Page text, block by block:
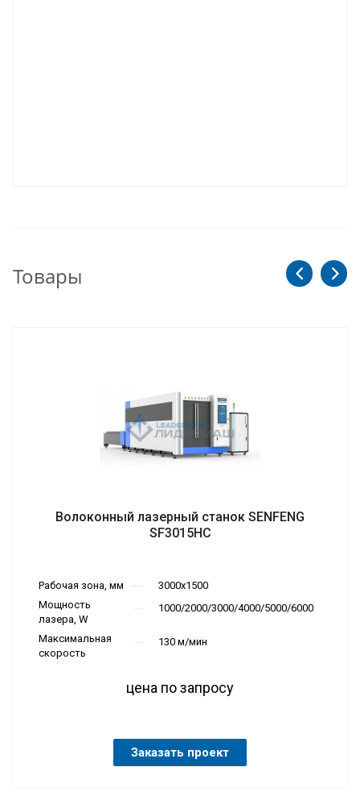
Товары
Волоконный лазерный станок SENFENG
SF3015HC
Рабочая зона, мм
3000х1500
Мощность
лазера, W
1000/2000/3000/4000/5000/6000
Максимальная
скорость
130 м/мин
цена по запросу
Заказать проект